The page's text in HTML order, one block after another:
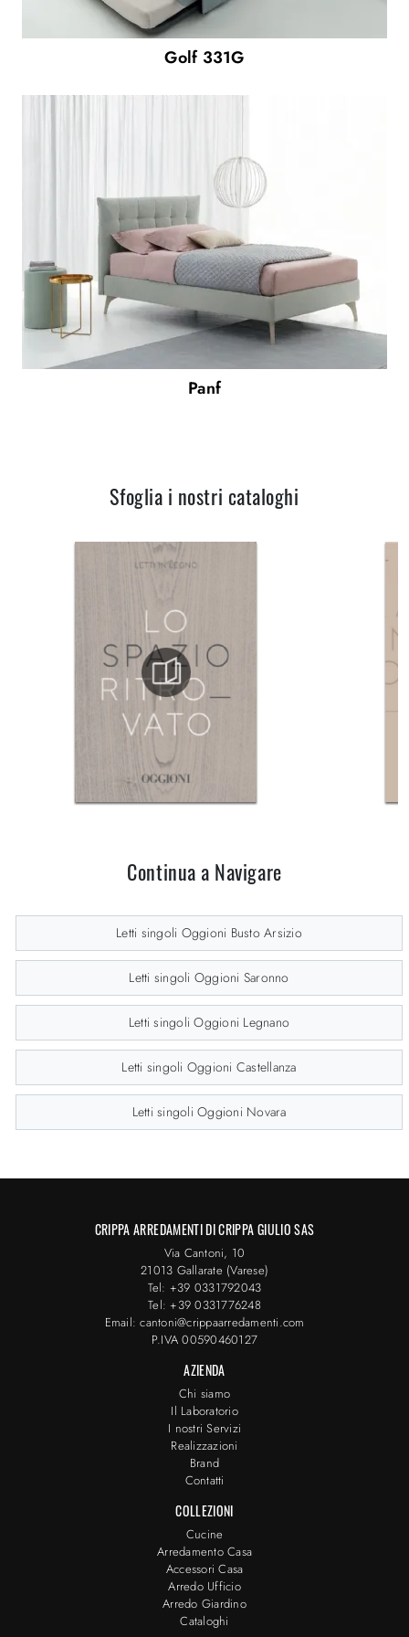
Golf 331G
Panf
Sfoglia i nostri cataloghi
Continua a Navigare
Letti singoli Oggioni Busto Arsizio
Letti singoli Oggioni Saronno
Letti singoli Oggioni Legnano
Letti singoli Oggioni Castellanza
Letti singoli Oggioni Novara
CRIPPA ARREDAMENTI DI CRIPPA GIULIO SAS
Via Cantoni, 10
21013 Gallarate (Varese)
Tel: +39 0331792043
Tel: +39 0331776248
Email: cantoni@crippaarredamenti.com
P.IVA 00590460127
AZIENDA
Chi siamo
Il Laboratorio
I nostri Servizi
Realizzazioni
Brand
Contatti
COLLEZIONI
Cucine
Arredamento Casa
Accessori Casa
Arredo Ufficio
Arredo Giardino
Cataloghi